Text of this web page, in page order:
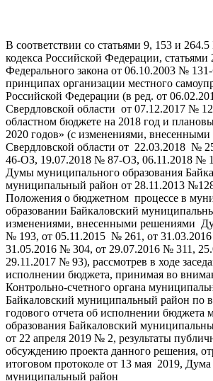
В соответствии со статьями 9, 153 и
кодекса Российской Федерации, статьями
Федерального закона от 06.10.2003 №
принципах организации местного
Российской Федерации (в ред. от
Свердловской области от 07.12.2017 №
областном бюджете на 2018 год и
2020 годов» (с изменениями, внесенными
Свердловской области от 22.03.2018 №
46-ОЗ, 19.07.2018 № 87-ОЗ, 06.11.2018 №
Думы муниципального образования
муниципальный район от 28.11.2013
Положения о бюджетном процессе в
образовании Байкаловский
изменениями, внесенными решениями
№ 193, от 05.11.2015 № 261, от
31.05.2016 № 304, от 29.07.2016 № 311,
29.11.2017 № 93), рассмотрев в ходе
исполнении бюджета, принимая во
Контрольно-счетного органа
Байкаловский муниципальный район по
годового отчета об исполнении бюджета
образования Байкаловский
от 22 апреля 2019 № 2, результаты
обсуждению проекта данного решения,
итоговом протоколе от 13 мая 2019,
муниципальный район